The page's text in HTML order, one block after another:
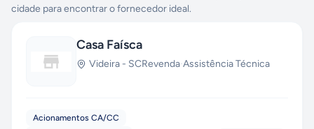
cidade para encontrar o fornecedor ideal.
Casa Faísca
Videira - SCRevenda·Assistência Técnica
Acionamentos CA/CC